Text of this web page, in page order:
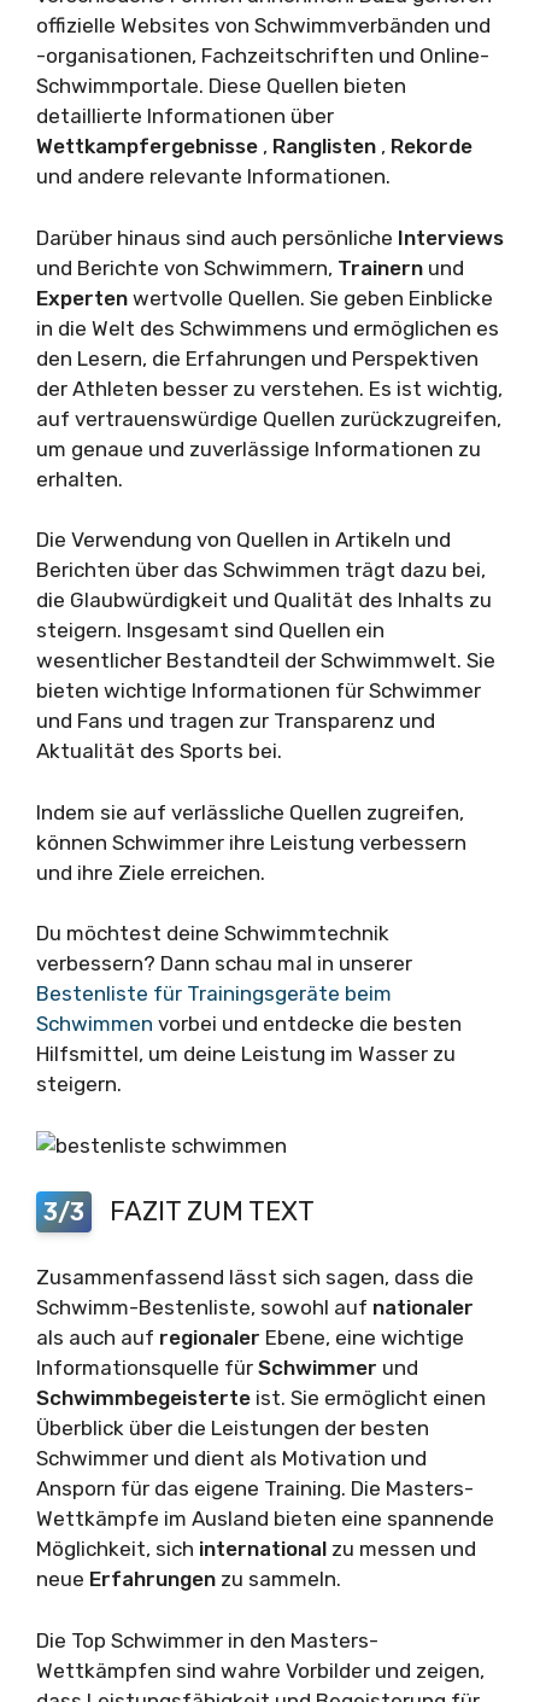
offizielle Websites von Schwimmverbänden und
-organisationen, Fachzeitschriften und Online-
Schwimmportale. Diese Quellen bieten
detaillierte Informationen über
Wettkampfergebnisse , Ranglisten , Rekorde
und andere relevante Informationen.
Darüber hinaus sind auch persönliche Interviews
und Berichte von Schwimmern, Trainern und
Experten wertvolle Quellen. Sie geben Einblicke
in die Welt des Schwimmens und ermöglichen es
den Lesern, die Erfahrungen und Perspektiven
der Athleten besser zu verstehen. Es ist wichtig,
auf vertrauenswürdige Quellen zurückzugreifen,
um genaue und zuverlässige Informationen zu
erhalten.
Die Verwendung von Quellen in Artikeln und
Berichten über das Schwimmen trägt dazu bei,
die Glaubwürdigkeit und Qualität des Inhalts zu
steigern. Insgesamt sind Quellen ein
wesentlicher Bestandteil der Schwimmwelt. Sie
bieten wichtige Informationen für Schwimmer
und Fans und tragen zur Transparenz und
Aktualität des Sports bei.
Indem sie auf verlässliche Quellen zugreifen,
können Schwimmer ihre Leistung verbessern
und ihre Ziele erreichen.
Du möchtest deine Schwimmtechnik
verbessern? Dann schau mal in unserer
Bestenliste für Trainingsgeräte beim
Schwimmen vorbei und entdecke die besten
Hilfsmittel, um deine Leistung im Wasser zu
steigern.
3/3 FAZIT ZUM TEXT
Zusammenfassend lässt sich sagen, dass die
Schwimm-Bestenliste, sowohl auf nationaler
als auch auf regionaler Ebene, eine wichtige
Informationsquelle für Schwimmer und
Schwimmbegeisterte ist. Sie ermöglicht einen
Überblick über die Leistungen der besten
Schwimmer und dient als Motivation und
Ansporn für das eigene Training. Die Masters-
Wettkämpfe im Ausland bieten eine spannende
Möglichkeit, sich international zu messen und
neue Erfahrungen zu sammeln.
Die Top Schwimmer in den Masters-
Wettkämpfen sind wahre Vorbilder und zeigen,